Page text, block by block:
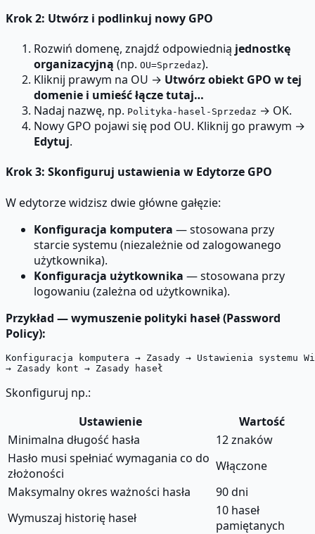
Krok 2: Utwórz i podlinkuj nowy GPO
Rozwiń domenę, znajdź odpowiednią jednostkę
organizacyjną (np. OU=Sprzedaz).
Kliknij prawym na OU → Utwórz obiekt GPO w tej
domenie i umieść łącze tutaj…
Nadaj nazwę, np. Polityka-hasel-Sprzedaz → OK.
Nowy GPO pojawi się pod OU. Kliknij go prawym →
Edytuj.
Krok 3: Skonfiguruj ustawienia w Edytorze GPO
W edytorze widzisz dwie główne gałęzie:
Konfiguracja komputera — stosowana przy
starcie systemu (niezależnie od zalogowanego
użytkownika).
Konfiguracja użytkownika — stosowana przy
logowaniu (zależna od użytkownika).
Przykład — wymuszenie polityki haseł (Password
Policy):
Konfiguracja komputera → Zasady → Ustawienia systemu
Skonfiguruj np.:
Ustawienie
Wartość
Minimalna długość hasła
12 znaków
Hasło musi spełniać wymagania co do
złożoności
Włączone
Maksymalny okres ważności hasła
90 dni
Wymuszaj historię haseł
10 haseł
pamiętanych